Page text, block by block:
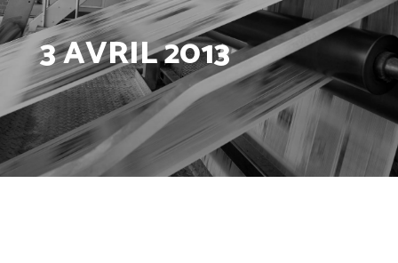
3 AVRIL 2013